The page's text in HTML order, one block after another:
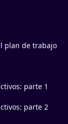
plan de trabajo
parte 1
parte 2